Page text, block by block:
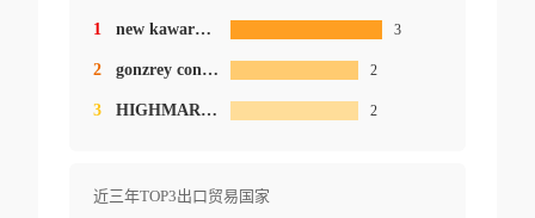
1 new kawara inc. 3
2 gonzrey consumer goods trading 2
3 HIGHMARKET CONSUMER GOODS TRADING 2
近三年TOP3出口贸易国家